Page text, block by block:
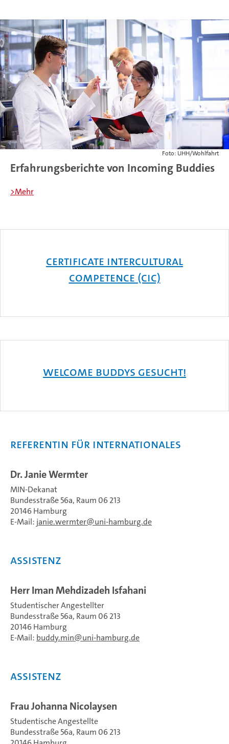
Foto: UHH/Wohlfahrt
Erfahrungsberichte von Incoming Buddies
>Mehr
Certificate Intercultural
Competence (CIC)
WELCOME BUDDYS GESUCHT!
Referentin für Internationales
Dr. Janie Wermter
MIN-Dekanat
Bundesstraße 56a, Raum 06 213
20146 Hamburg
E-Mail: janie.wermter uni-hamburg.de
ASSISTENZ
Herr Iman Mehdizadeh Isfahani
Studentischer Angestellter
Bundesstraße 56a, Raum 06 213
20146 Hamburg
E-Mail: buddy.min uni-hamburg.de
Assistenz
Frau Johanna Nicolaysen
Studentische Angestellte
Bundesstraße 56a, Raum 06 213